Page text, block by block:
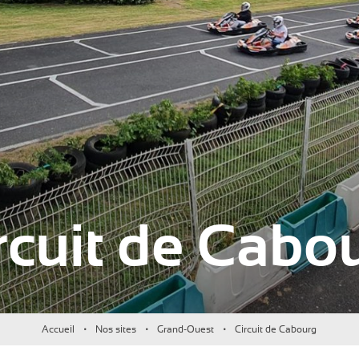
de
Accueil Nos sites Grand-Ouest Circuit de Cabourg